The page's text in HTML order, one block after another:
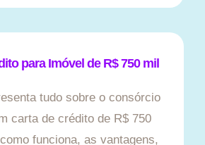
para Imóvel de R$ 750 mil
tudo sobre o consórcio
carta de crédito de R$ 750
funciona, as vantagens,